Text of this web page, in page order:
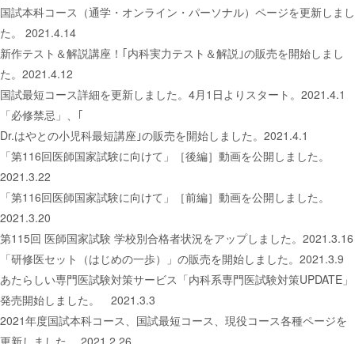
国試本科コース（通学・オンライン・パーソナル）ページを更新しまし
た。 2021.4.14
新作テスト＆解説講座！｢内科実力テスト＆解説｣の販売を開始しまし
た。2021.4.12
国試最短コース詳細を更新しました。4月1日よりスタート。2021.4.1
「必修禁忌」、｢
Dr.はやとの小児科最短講座｣の販売を開始しました。2021.4.1
「第116回医師国家試験に向けて」［後編］動画を公開しました。
2021.3.22
「第116回医師国家試験に向けて」［前編］動画を公開しました。
2021.3.20
第115回 医師国家試験 学校別合格者状況をアップしました。2021.3.16
「研修医セット（はじめの一歩）」の販売を開始しました。2021.3.9
あたらしい専門医試験対策サービス「内科系専門医試験対策UPDATE」
発売開始しました。 2021.3.3
2021年度国試本科コース、国試最短コース、現役コース各種ページを
更新しました。 2021.2.26